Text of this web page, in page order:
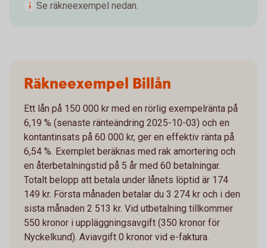
Se räkneexempel nedan.
Räkneexempel Billån
Ett lån på 150 000 kr med en rörlig exempelränta på
6,19 % (senaste ränteändring 2025-10-03) och en
kontantinsats på 60 000 kr, ger en effektiv ränta på
6,54 %. Exemplet beräknas med rak amortering och
en återbetalningstid på 5 år med 60 betalningar.
Totalt belopp att betala under lånets löptid är 174
149 kr. Första månaden betalar du 3 274 kr och i den
sista månaden 2 513 kr. Vid utbetalning tillkommer
550 kronor i uppläggningsavgift (350 kronor för
Nyckelkund). Aviavgift 0 kronor vid e-faktura.